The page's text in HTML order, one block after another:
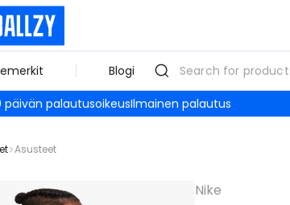
Blogi
päivän palautusoikeusIlmainen palautus
Asusteet
Nike